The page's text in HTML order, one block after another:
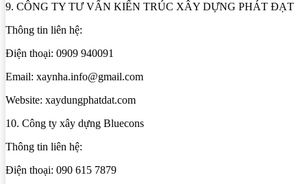
9. CÔNG TY TƯ VẤN KIẾN TRÚC XÂY DỰNG PHÁT ĐẠT
Thông tin liên hệ:
Điện thoại: 0909 940091
Email: xaynha.info@gmail.com
Website: xaydungphatdat.com
10. Công ty xây dựng Bluecons
Thông tin liên hệ:
Điện thoại: 090 615 7879